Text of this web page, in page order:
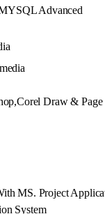
Advanced
Draw &
MS. Project
System